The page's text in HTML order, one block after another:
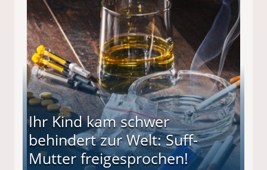
(34) in den finanziellen Ruin!
Ihr Kind kam schwer
behindert zur Welt: Suff-
Mutter freigesprochen!